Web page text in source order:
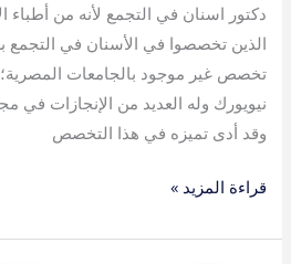
دكتور اسنان في التجمع لأنه من أطباء
الذين تخصصوا في الأسنان في التجمع
تخصص غير موجود بالجامعات
نيويورك وله العديد من الإنجازات في
وقد أدى تميزه في هذا التخصص
قراءة المزيد »